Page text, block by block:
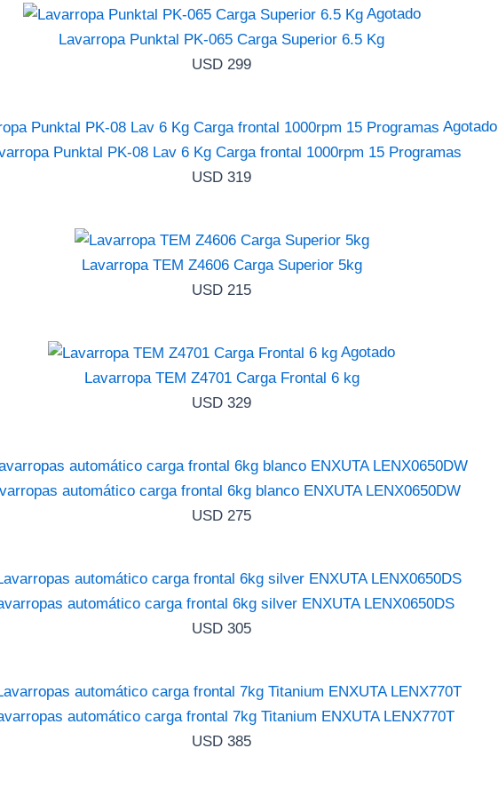
Agotado
Lavarropa Punktal PK-065 Carga Superior 6.5 Kg
USD 299
Agotado
Punktal PK-08 Lav 6 Kg Carga frontal 1000rpm 15 Programas
USD 319
Lavarropa TEM Z4606 Carga Superior 5kg
USD 215
Agotado
Lavarropa TEM Z4701 Carga Frontal 6 kg
USD 329
automático carga frontal 6kg blanco ENXUTA LENX0650DW
USD 275
automático carga frontal 6kg silver ENXUTA LENX0650DS
USD 305
automático carga frontal 7kg Titanium ENXUTA LENX770T
USD 385